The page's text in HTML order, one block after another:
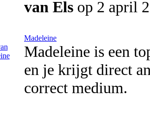
van Els op 2 april
Madeleine
Madeleine is een
en je krijgt direct
correct medium.